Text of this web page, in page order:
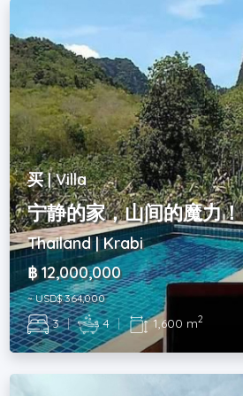
买 | Villa
宁静的家，山间的魔力！
Thailand | Krabi
฿ 12,000,000
~ USD$ 364,000
3 | 4 | 1,600 m2